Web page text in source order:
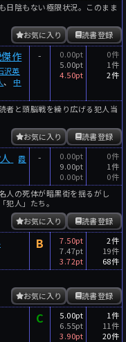
陰もない極限状況。このまま
読書登録
お気に入り
作
沢英
、 中
-
0.00pt
5.00pt
4.50pt
0件
1件
2件
者と頭脳戦を繰り広げる犯人当
読書登録
お気に入り
霞
-
0.00pt
9.00pt
0.00pt
0件
1件
0件
人の死体が暗黒街を揺るがし
犯人」たち。
読書登録
お気に入り
B
7.50pt
7.47pt
3.72pt
2件
19件
68件
読書登録
お気に入り
C
5.00pt
6.55pt
3.90pt
1件
11件
20件